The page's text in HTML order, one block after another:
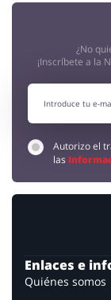
¿No
¡Inscríbete a la
Autorizo el
las
Enlaces e
Quiénes somos